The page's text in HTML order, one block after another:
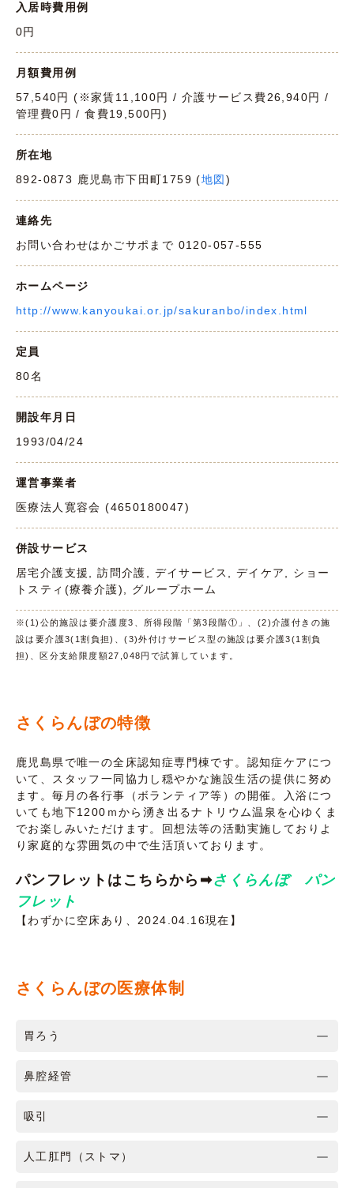
入居時費用例
0円
月額費用例
57,540円 (※家賃11,100円 / 介護サービス費26,940円 /
管理費0円 / 食費19,500円)
所在地
892-0873 鹿児島市下田町1759 (地図 )
連絡先
お問い合わせはかごサポまで 0120-057-555
ホームページ
http://www.kanyoukai.or.jp/sakuranbo/index.html
定員
80名
開設年月日
1993/04/24
運営事業者
医療法人寛容会 (4650180047)
併設サービス
居宅介護支援, 訪問介護, デイサービス, デイケア, ショー
トスティ(療養介護), グループホーム
※(1)公的施設は要介護度3、所得段階「第3段階①」、(2)介護付きの施
設は要介護3(1割負担)、(3)外付けサービス型の施設は要介護3(1割負
担)、区分支給限度額27,048円で試算しています。
さくらんぼの特徴
鹿児島県で唯一の全床認知症専門棟です。認知症ケアにつ
いて、スタッフ一同協力し穏やかな施設生活の提供に努め
ます。毎月の各行事（ボランティア等）の開催。入浴につ
いても地下1200ｍから湧き出るナトリウム温泉を心ゆくま
でお楽しみいただけます。回想法等の活動実施しておりよ
り家庭的な雰囲気の中で生活頂いております。
パンフレットはこちらから➡さくらんぼ パン
フレット
【わずかに空床あり、2024.04.16現在】
さくらんぼの医療体制
胃ろう
鼻腔経管
吸引
人工肛門（ストマ）